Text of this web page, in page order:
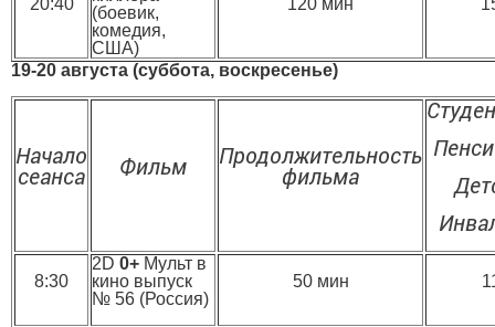
20:40
(боевик,
комедия,
США)
120 мин
19-20 августа (суббота, воскресенье)
Начало
сеанса Фильм Продолжительность
фильма
8:30
2D 0+ Мульт в
кино выпуск
№ 56 (Россия)
50 мин